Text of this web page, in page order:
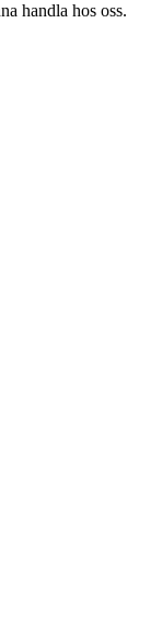
handla hos oss.